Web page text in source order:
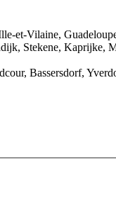
et-Vilaine,
Stekene, Kaprijke,
Bassersdorf,